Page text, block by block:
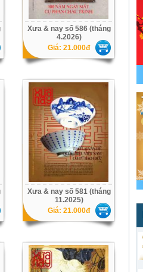
Xưa & nay số 586 (tháng
4.2026)
Giá: 21.000đ
Xưa & nay số 581 (tháng
11.2025)
Giá: 21.000đ